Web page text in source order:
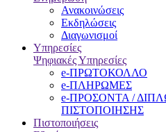
Ανακοινώσεις
Εκδηλώσεις
Διαγωνισμοί
Υπηρεσίες
Ψηφιακές Υπηρεσίες
e-ΠΡΩΤΟΚΟΛΛΟ
e-ΠΛΗΡΩΜΕΣ
e-ΠΡΟΣΟΝΤΑ /
ΠΙΣΤΟΠΟΙΗΣΗΣ
Πιστοποιήσεις